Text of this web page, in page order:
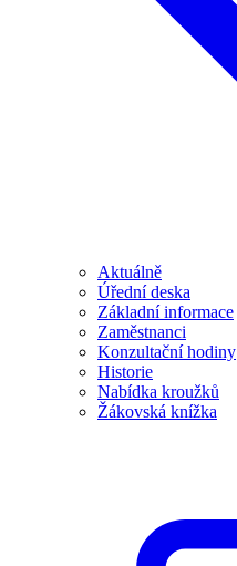
Aktuálně
Úřední deska
Základní informace
Zaměstnanci
Konzultační hodiny
Historie
Nabídka kroužků
Žákovská knížka